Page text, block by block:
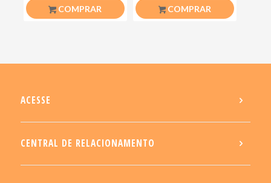
COMPRAR COMPRAR
ACESSE
CENTRAL DE RELACIONAMENTO